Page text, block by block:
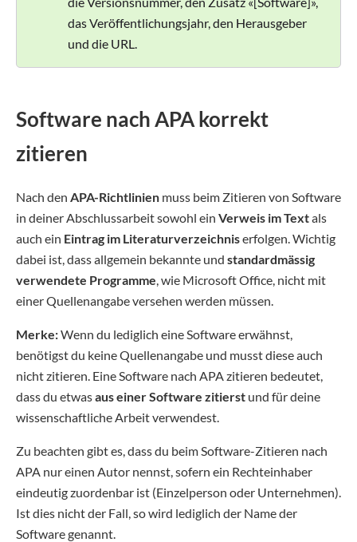
das Veröffentlichungsjahr, den Herausgeber
und die URL.
Software nach APA korrekt
zitieren
Nach den APA-Richtlinien muss beim Zitieren von Software
in deiner Abschlussarbeit sowohl ein Verweis im Textals
auch ein Eintrag im Literaturverzeichniserfolgen. Wichtig
dabei ist, dass allgemein bekannte und standardmässig
verwendete Programme , wie Microsoft Office, nicht mit
einer Quellenangabe versehen werden müssen.
Merke:Wenn du lediglich eine Software erwähnst,
benötigst du keine Quellenangabe und musst diese auch
nicht zitieren. Eine Software nach APA zitieren bedeutet,
dass du etwasaus einer Software zitierst und für deine
wissenschaftliche Arbeit verwendest.
Zu beachten gibt es, dass du beim Software-Zitieren nach
APA nur einen Autor nennst, sofern ein Rechteinhaber
eindeutig zuordenbar ist (Einzelperson oder Unternehmen).
Ist dies nicht der Fall, so wird lediglich der Name der
Software genannt.